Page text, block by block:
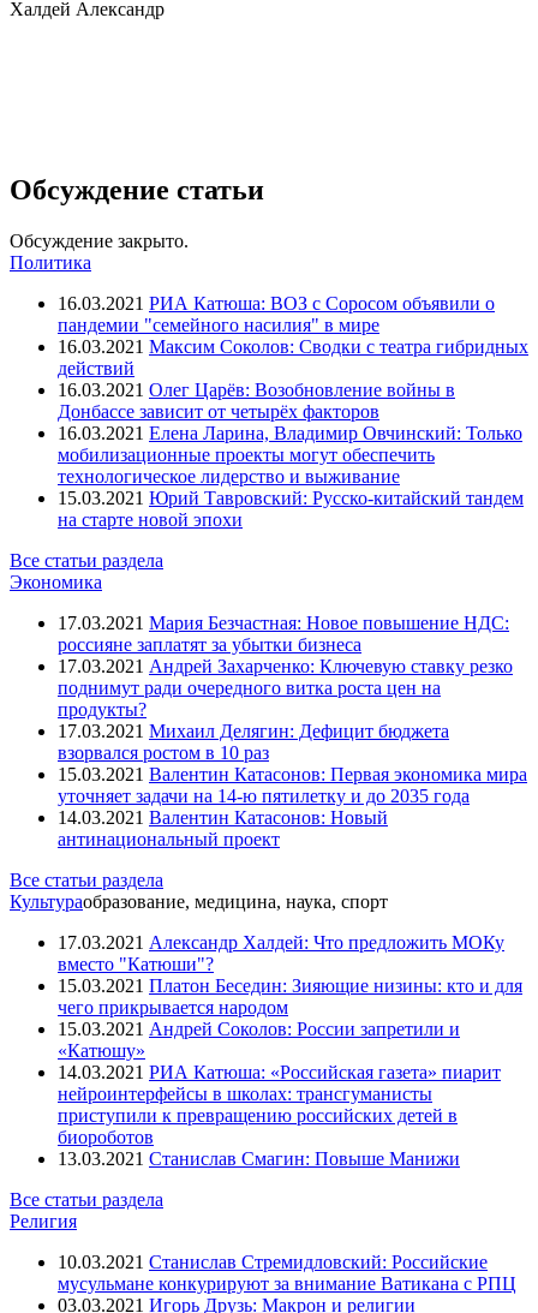
Халдей Александр
Обсуждение статьи
Обсуждение закрыто.
Политика
16.03.2021 РИА Катюша: ВОЗ с Соросом объявили о
пандемии "семейного насилия" в мире
16.03.2021 Максим Соколов: Сводки с театра гибридных
действий
16.03.2021 Олег Царёв: Возобновление войны в
Донбассе зависит от четырёх факторов
16.03.2021 Елена Ларина, Владимир Овчинский: Только
мобилизационные проекты могут обеспечить
технологическое лидерство и выживание
15.03.2021 Юрий Тавровский: Русско-китайский тандем
на старте новой эпохи
Все статьи раздела
Экономика
17.03.2021 Мария Безчастная: Новое повышение НДС:
россияне заплатят за убытки бизнеса
17.03.2021 Андрей Захарченко: Ключевую ставку резко
поднимут ради очередного витка роста цен на
продукты?
17.03.2021 Михаил Делягин: Дефицит бюджета
взорвался ростом в 10 раз
15.03.2021 Валентин Катасонов: Первая экономика мира
уточняет задачи на 14-ю пятилетку и до 2035 года
14.03.2021 Валентин Катасонов: Новый
антинациональный проект
Все статьи раздела
Культураобразование, медицина, наука, спорт
17.03.2021 Александр Халдей: Что предложить МОКу
вместо "Катюши"?
15.03.2021 Платон Беседин: Зияющие низины: кто и для
чего прикрывается народом
15.03.2021 Андрей Соколов: России запретили и
«Катюшу»
14.03.2021 РИА Катюша: «Российская газета» пиарит
нейроинтерфейсы в школах: трансгуманисты
приступили к превращению российских детей в
биороботов
13.03.2021 Станислав Смагин: Повыше Манижи
Все статьи раздела
Религия
10.03.2021 Станислав Стремидловский: Российские
мусульмане конкурируют за внимание Ватикана с РПЦ
03.03.2021 Игорь Друзь: Макрон и религии